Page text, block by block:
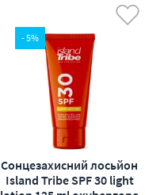
- 5%
Cонцезахисний лосьйон
Island Tribe SPF 30 light